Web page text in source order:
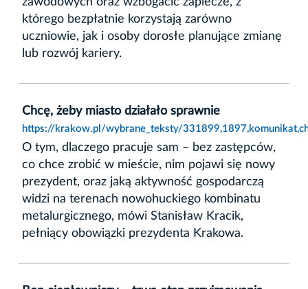
którego bezpłatnie korzystają zarówno
uczniowie, jak i osoby dorosłe planujące zmianę
lub rozwój kariery.
Chcę, żeby miasto działało sprawnie
https://krakow.pl/wybrane_teksty/
O tym, dlaczego pracuje sam – bez zastępców,
co chce zrobić w mieście, nim pojawi się nowy
prezydent, oraz jaką aktywność gospodarczą
widzi na terenach nowohuckiego kombinatu
metalurgicznego, mówi Stanisław Kracik,
pełniący obowiązki prezydenta Krakowa.